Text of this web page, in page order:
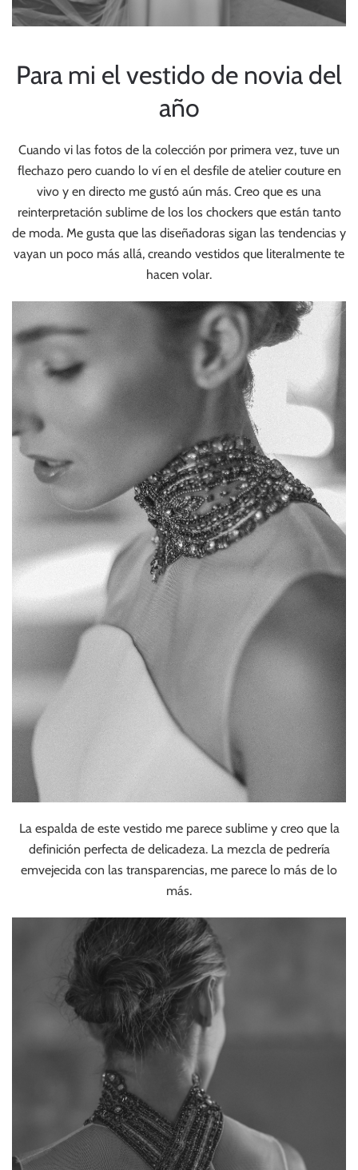
Para mi el vestido de novia del
año
Cuando vi las fotos de la colección por primera vez, tuve un
flechazo pero cuando lo ví en el desfile de atelier couture en
vivo y en directo me gustó aún más. Creo que es una
reinterpretación sublime de los los chockers que están tanto
de moda. Me gusta que las diseñadoras sigan las tendencias y
vayan un poco más allá, creando vestidos que literalmente te
hacen volar.
La espalda de este vestido me parece sublime y creo que la
definición perfecta de delicadeza. La mezcla de pedrería
emvejecida con las transparencias, me parece lo más de lo
más.